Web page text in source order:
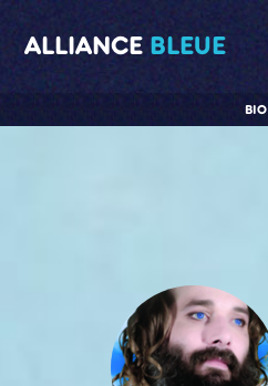
ALLIANCE BLEUE
BIO